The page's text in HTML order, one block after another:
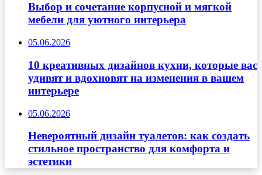
Выбор и сочетание корпусной и мягкой
мебели для уютного интерьера
05.06.2026
10 креативных дизайнов кухни, которые вас
удивят и вдохновят на изменения в вашем
интерьере
05.06.2026
Невероятный дизайн туалетов: как создать
стильное пространство для комфорта и
эстетики